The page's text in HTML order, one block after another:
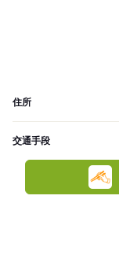
住所
交通手段